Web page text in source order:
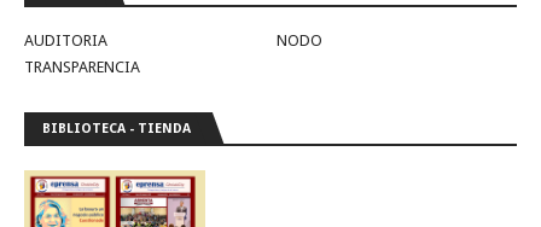
AUDITORIA
NODO
TRANSPARENCIA
BIBLIOTECA - TIENDA